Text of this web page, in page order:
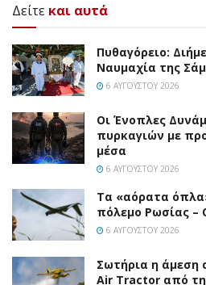
Δείτε και αυτά
Πυθαγόρειο:
Ναυμαχία της
6 ΑΥΓΟΎΣΤΟΥ 2026
Οι Ένοπλες
πυρκαγιών με
μέσα
6 ΑΥΓΟΎΣΤΟΥ 2026
Τα «αόρατα
πόλεμο Ρωσίας –
6 ΑΥΓΟΎΣΤΟΥ 2026
Σωτήρια η άμεση
Air Tractor από